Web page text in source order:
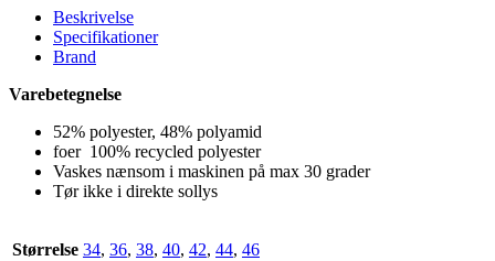
Beskrivelse
Specifikationer
Brand
Varebetegnelse
52% polyester, 48% polyamid
foer 100% recycled polyester
Vaskes nænsom i maskinen på max 30 grader
Tør ikke i direkte sollys
Størrelse 34, 36, 38, 40, 42, 44, 46